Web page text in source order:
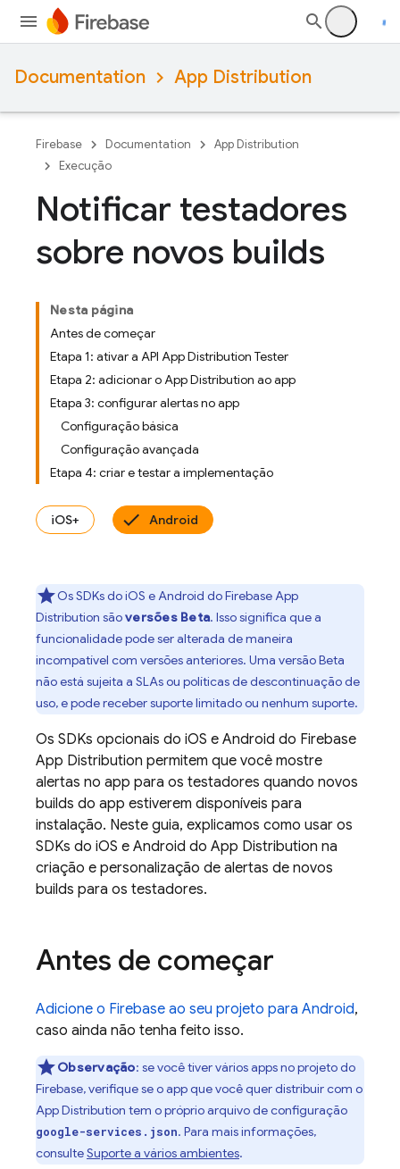
Documentation App Distribution
Firebase Documentation
App Distribution
Execução
Notificar testadores
sobre novos builds
Nesta página
Antes de começar
Etapa 1: ativar a API App Distribution Tester
Etapa 2: adicionar o App Distribution ao app
Etapa 3: configurar alertas no app
Configuração básica
Configuração avançada
Etapa 4: criar e testar a implementação
iOS+ Android
Os SDKs do iOS e Android doFirebase App
Distribution sãoversões Beta. Isso significa que a
funcionalidade pode ser alterada de maneira
incompatível com versões anteriores. Uma versão Beta
não está sujeita a SLAs ou políticas de descontinuação de
uso, e pode receber suporte limitado ou nenhum suporte.
Os SDKs opcionais do iOS e Android do Firebase
App Distribution permitem que você mostre
alertas no app para os testadores quando novos
builds do app estiverem disponíveis para
instalação. Neste guia, explicamos como usar os
SDKs do iOS e Android do App Distribution na
criação e personalização de alertas de novos
builds para os testadores.
Antes de começar
Adicione o Firebase ao seu projeto para Android,
caso ainda não tenha feito isso.
Observação: se você tiver vários apps no projeto do
Firebase, verifique se o app que você quer distribuir com o
App Distribution tem o próprio arquivo de configuração
google-services.json. Para mais informações,
consulteSuporte a vários ambientes.